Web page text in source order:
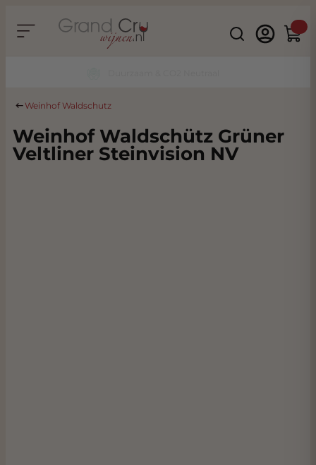
Search
Weinhof Waldschutz
Weinhof Waldschütz Grüner
Veltliner Steinvision NV